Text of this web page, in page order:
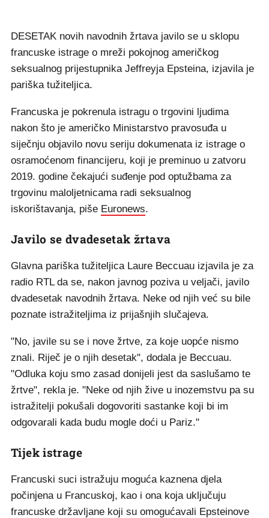
DESETAK novih navodnih žrtava javilo se u sklopu
francuske istrage o mreži pokojnog američkog
seksualnog prijestupnika Jeffreyja Epsteina, izjavila je
pariška tužiteljica.
Francuska je pokrenula istragu o trgovini ljudima
nakon što je američko Ministarstvo pravosuđa u
siječnju objavilo novu seriju dokumenata iz istrage o
osramoćenom financijeru, koji je preminuo u zatvoru
2019. godine čekajući suđenje pod optužbama za
trgovinu maloljetnicama radi seksualnog
iskorištavanja, piše Euronews.
Javilo se dvadesetak žrtava
Glavna pariška tužiteljica Laure Beccuau izjavila je za
radio RTL da se, nakon javnog poziva u veljači, javilo
dvadesetak navodnih žrtava. Neke od njih već su bile
poznate istražiteljima iz prijašnjih slučajeva.
"No, javile su se i nove žrtve, za koje uopće nismo
znali. Riječ je o njih desetak", dodala je Beccuau.
"Odluka koju smo zasad donijeli jest da saslušamo te
žrtve", rekla je. "Neke od njih žive u inozemstvu pa su
istražitelji pokušali dogovoriti sastanke koji bi im
odgovarali kada budu mogle doći u Pariz."
Tijek istrage
Francuski suci istražuju moguća kaznena djela
počinjena u Francuskoj, kao i ona koja uključuju
francuske državljane koji su omogućavali Epsteinove